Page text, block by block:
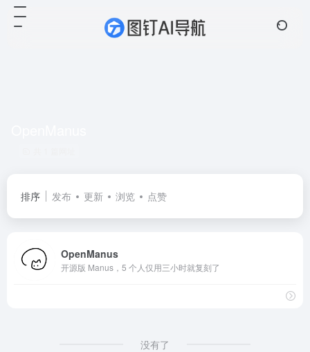
排序 发布 更新 浏览 点赞
OpenManus
开源版 Manus，5 个人仅用三小时就复刻了
没有了